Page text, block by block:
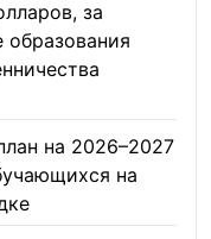
за
на 2026–2027
на